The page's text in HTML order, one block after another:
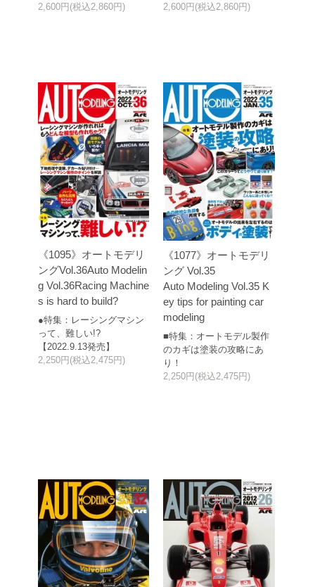
2,600円(税込2,860円)
2,600円(税込2,860円)
《1095》オートモデリ
ングVol.36Auto Modelin
g Vol.36Racing Machine
s is hard to build?
●特集：レーシングマシン
って、難しい!?
【2022.9.13発売】
2,250円(税込2,475円)
《1077》オートモデリ
ング Vol.35
Auto Modeling Vol.35 K
ey tips for painting car
modeling
■特集：オートモデル製作
のカギは塗装の攻略にあ
り！
2,250円(税込2,475円)